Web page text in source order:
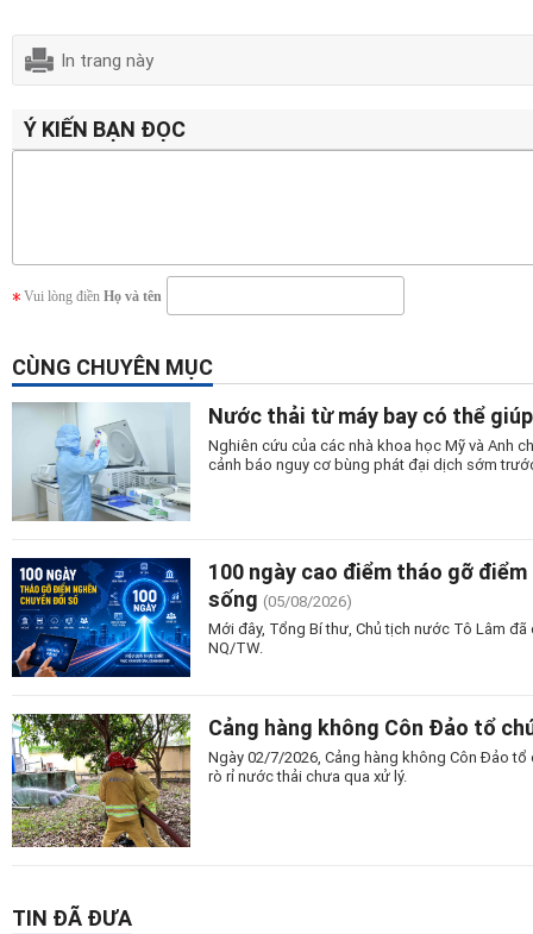
In trang này
Ý KIẾN BẠN ĐỌC
Vui lòng điền Họ và tên
CÙNG CHUYÊN MỤC
Nước thải từ máy bay có thể
Nghiên cứu của các nhà khoa học Mỹ và Anh
cảnh báo nguy cơ bùng phát đại dịch sớm
100 ngày cao điểm tháo gỡ
sống (05/08/2026)
Mới đây, Tổng Bí thư, Chủ tịch nước Tô Lâm
NQ/TW.
Cảng hàng không Côn Đảo tổ
Ngày 02/7/2026, Cảng hàng không Côn Đảo
rò rỉ nước thải chưa qua xử lý.
TIN ĐÃ ĐƯA